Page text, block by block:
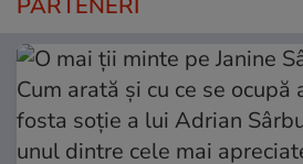
PARTENERI